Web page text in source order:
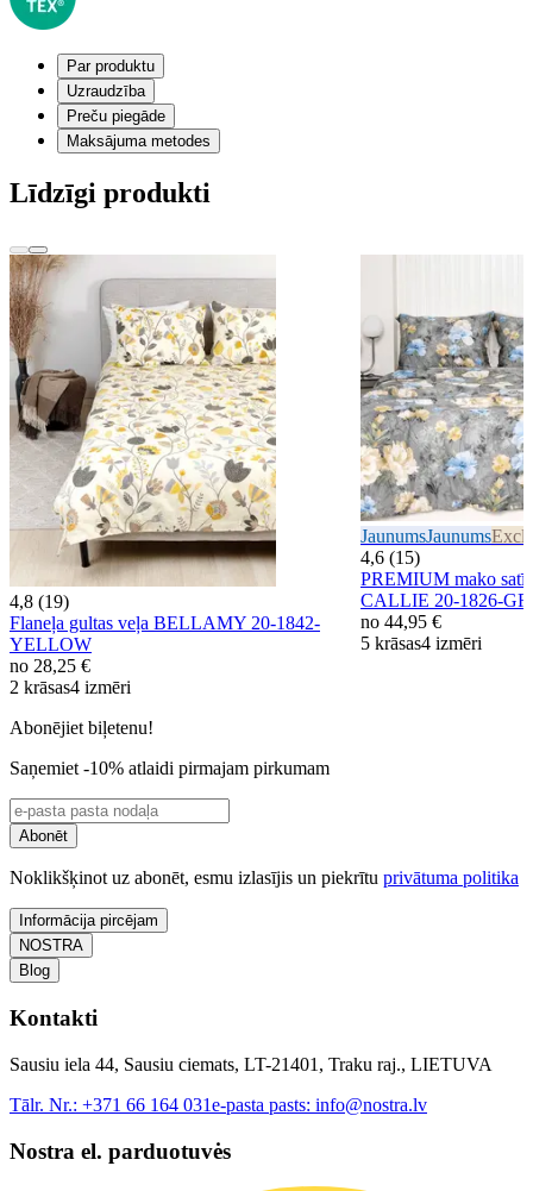
Par produktu
Uzraudzība
Preču piegāde
Maksājuma metodes
Līdzīgi produkti
4,8 (19)
Flaneļa gultas veļa BELLAMY 20-1842-
YELLOW
no 28,25 €
2 krāsas4 izmēri
JaunumsJaunums
4,6 (15)
PREMIUM mako
CALLIE 20-1826-
no 44,95 €
5 krāsas4 izmēri
Abonējiet biļetenu!
Saņemiet -10% atlaidi pirmajam pirkumam
Abonēt
Noklikšķinot uz abonēt, esmu izlasījis un piekrītu privātuma politika
Informācija pircējam
NOSTRA
Blog
Kontakti
Sausiu iela 44, Sausiu ciemats, LT-21401, Traku raj., LIETUVA
Tālr. Nr.: +371 66 164 031e-pasta pasts: info@nostra.lv
Nostra el. parduotuvės